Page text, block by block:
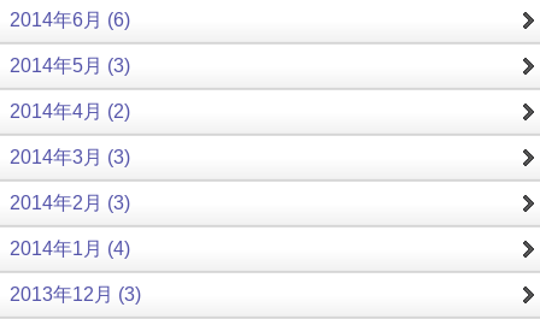
2014年6月 (6)
2014年5月 (3)
2014年4月 (2)
2014年3月 (3)
2014年2月 (3)
2014年1月 (4)
2013年12月 (3)